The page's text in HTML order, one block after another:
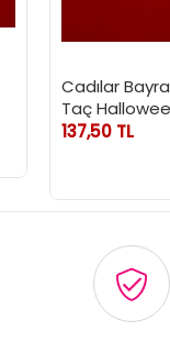
Cadılar
Taç
137,50 TL